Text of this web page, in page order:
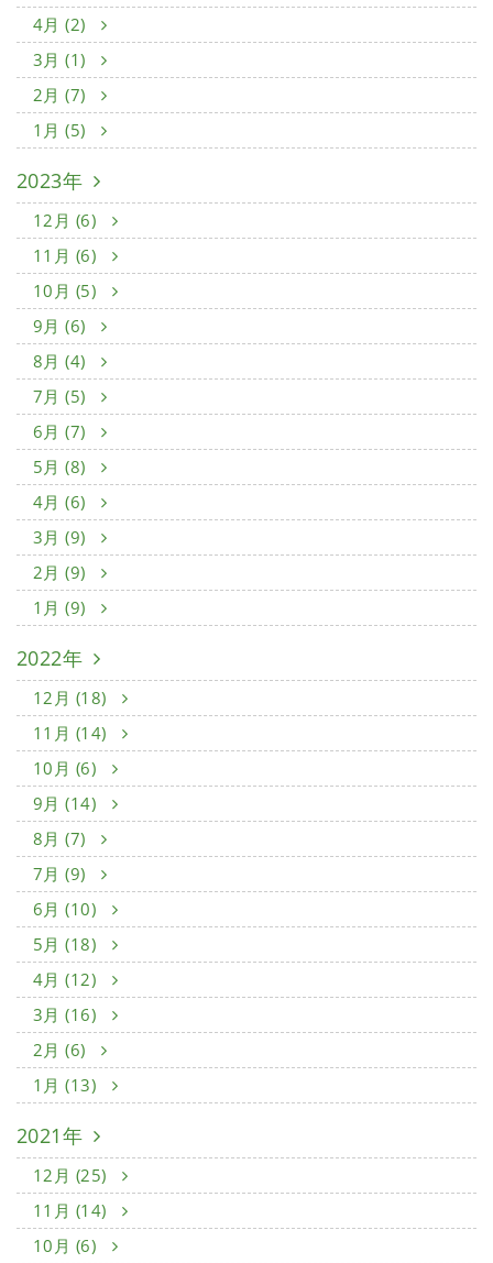
4月 (2)
3月 (1)
2月 (7)
1月 (5)
2023年
12月 (6)
11月 (6)
10月 (5)
9月 (6)
8月 (4)
7月 (5)
6月 (7)
5月 (8)
4月 (6)
3月 (9)
2月 (9)
1月 (9)
2022年
12月 (18)
11月 (14)
10月 (6)
9月 (14)
8月 (7)
7月 (9)
6月 (10)
5月 (18)
4月 (12)
3月 (16)
2月 (6)
1月 (13)
2021年
12月 (25)
11月 (14)
10月 (6)